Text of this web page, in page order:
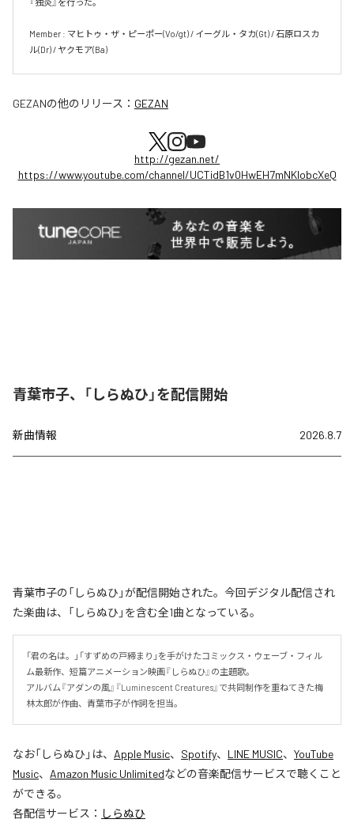
『独炎』を行った。
Member : マヒトゥ・ザ・ピーポー(Vo/gt) / イーグル・タカ(Gt) / 石原ロスカ
ル(Dr) / ヤクモア(Ba)
GEZANの他のリリース： GEZAN
http://gezan.net/
https://www.youtube.com/channel/UCTidB1v0HwEH7mNKlobcXeQ
青葉市子、「しらぬひ」を配信開始
新曲情報 2026.8.7
青葉市子の「しらぬひ」が配信開始された。今回デジタル配信され
た楽曲は、「しらぬひ」を含む全1曲となっている。
「君の名は。」「すずめの戸締まり」を手がけたコミックス・ウェーブ・フィル
ム最新作、短篇アニメーション映画『しらぬひ』の主題歌。
アルバム『アダンの風』『Luminescent Creatures』で共同制作を重ねてきた梅
林太郎が作曲、青葉市子が作詞を担当。
なお「しらぬひ 」は、 Apple Music、 Spotify、 LINE MUSIC、 YouTube
Music、 Amazon Music Unlimitedなどの音楽配信サービスで聴くこと
ができる。
各配信サービス： しらぬひ